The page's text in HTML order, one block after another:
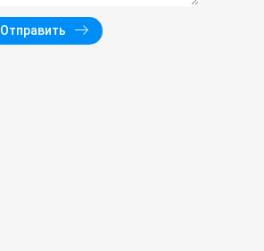
Отправить